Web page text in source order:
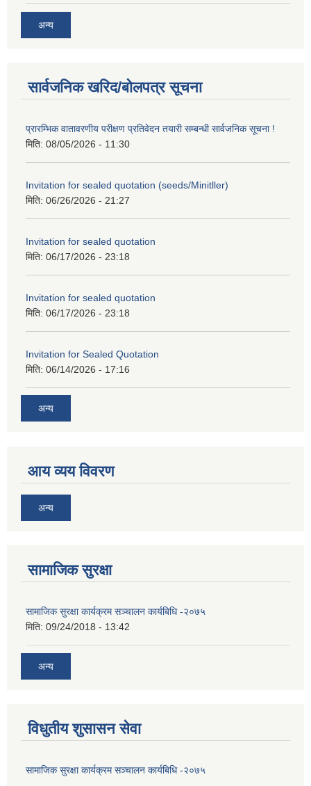
अन्य
सार्वजनिक खरिद/बोलपत्र सूचना
प्रारम्भिक वातावरणीय परीक्षण प्रतिवेदन तयारी सम्बन्धी सार्वजनिक सूचना !
मिति: 08/05/2026 - 11:30
Invitation for sealed quotation (seeds/Minitller)
मिति: 06/26/2026 - 21:27
Invitation for sealed quotation
मिति: 06/17/2026 - 23:18
Invitation for sealed quotation
मिति: 06/17/2026 - 23:18
Invitation for Sealed Quotation
मिति: 06/14/2026 - 17:16
अन्य
आय व्यय विवरण
अन्य
सामाजिक सुरक्षा
सामाजिक सुरक्षा कार्यक्रम सञ्चालन कार्यबिधि -२०७५
मिति: 09/24/2018 - 13:42
अन्य
विधुतीय शुसासन सेवा
सामाजिक सुरक्षा कार्यक्रम सञ्चालन कार्यबिधि -२०७५